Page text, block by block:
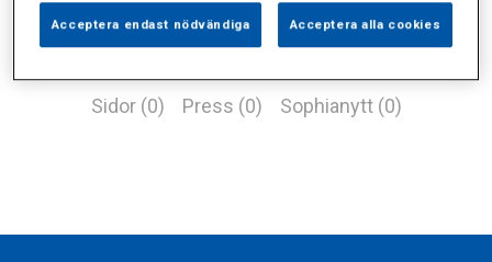
Sidor (0) Press (0) Sophianytt (0)
Acceptera endast nödvändiga Acceptera alla cookies